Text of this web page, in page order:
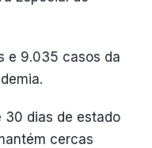
e 9.035 casos da
30 dias de estado
cercas